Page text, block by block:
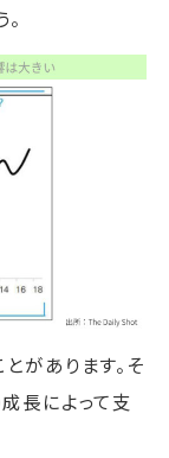
があります。そ
長によって支